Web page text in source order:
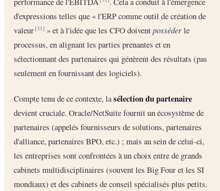
d'expressions telles que « l'ERP comme outil de création de
valeur[31] » et à l'idée que les CFO doiventposséderle
processus, en alignant les parties prenantes et en
sélectionnant des partenaires qui génèrent des résultats (pas
seulement en fournissant des logiciels).
Compte tenu de ce contexte, lasélection du partenaire
devient cruciale. Oracle/NetSuite fournit un écosystème de
partenaires (appelés fournisseurs de solutions, partenaires
d'alliance, partenaires BPO, etc.) ; mais au sein de celui-ci,
les entreprises sont confrontées à un choix entre de grands
cabinets multidisciplinaires (souvent les Big Four et les SI
mondiaux) et des cabinets de conseil spécialisés plus petits.